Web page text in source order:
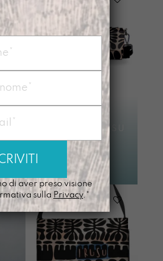
BASSOTTA IRUSU
Avvisami quando
€ 84,00
di aver preso visione
sulla Privacy.*